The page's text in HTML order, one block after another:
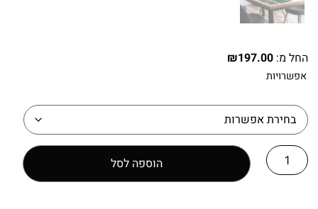
החל מ: ₪197.00
אפשרויות
הוספה לסל